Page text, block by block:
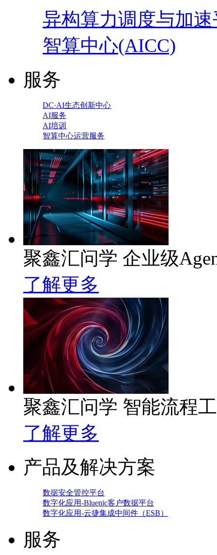
异构算力调度与加
智算中心(AICC)
服务
DC·AI生态创新中心
AI服务
AI培训
智算中心运营服务
聚鑫汇问学 企业级
了解更多
聚鑫汇问学 智能流程
了解更多
产品及解决方案
数据安全管控平台
数字化应用-Bluenic客户数据平台
数字化应用-云捷集成中间件（ESB）
服务